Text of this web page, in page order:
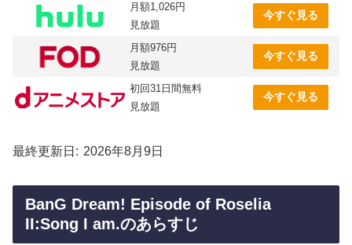
月額1,026円
見放題
今すぐ見る
月額976円
見放題
今すぐ見る
初回31日間無料
見放題
今すぐ見る
最終更新日 2026年8月9日
BanG Dream! Episode of Roselia
II:Song I am.のあらすじ